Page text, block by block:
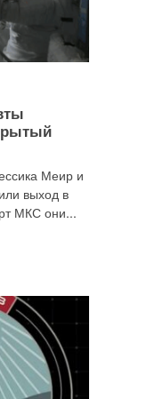
Меир и
выход в
МКС они...